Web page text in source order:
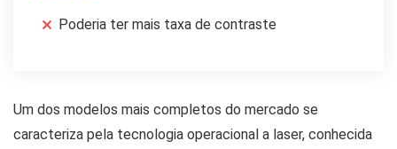
Poderia ter mais taxa de contraste
Um dos modelos mais completos do mercado se
caracteriza pela tecnologia operacional a laser, conhecida